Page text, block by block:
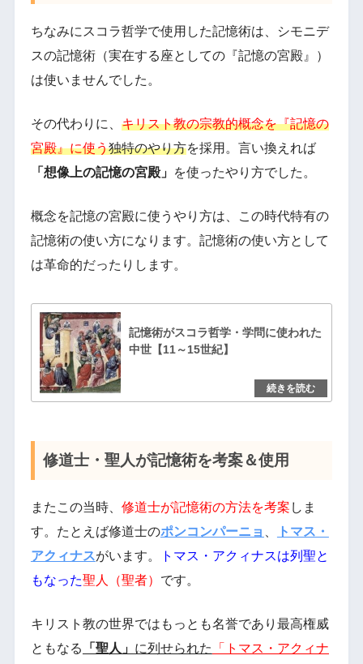
ちなみにスコラ哲学で使用した記憶術は、シモニデ
スの記憶術（実在する座としての『記憶の宮殿』）
は使いませんでした。
その代わりに、 キリスト教の宗教的概念を『記憶の
宮殿』に使う独特のやり方を採用。言い換えれば
「想像上の記憶の宮殿」 を使ったやり方でした。
概念を記憶の宮殿に使うやり方は、この時代特有の
記憶術の使い方になります。記憶術の使い方として
は革命的だったりします。
記憶術がスコラ哲学・学問に使われた
中世【11～15世紀】
修道士・聖人が記憶術を考案＆使用
またこの当時、 修道士が記憶術の方法を考案 しま
す。たとえば修道士のポンコンパーニョ
トマス・
アクィナスがいます。
トマス・アクィナスは列聖と
もなった聖人（聖者） です。
キリスト教の世界ではもっとも名誉であり最高権威
ともなる
「聖人」 に列せられた
「トマス・アクィナ